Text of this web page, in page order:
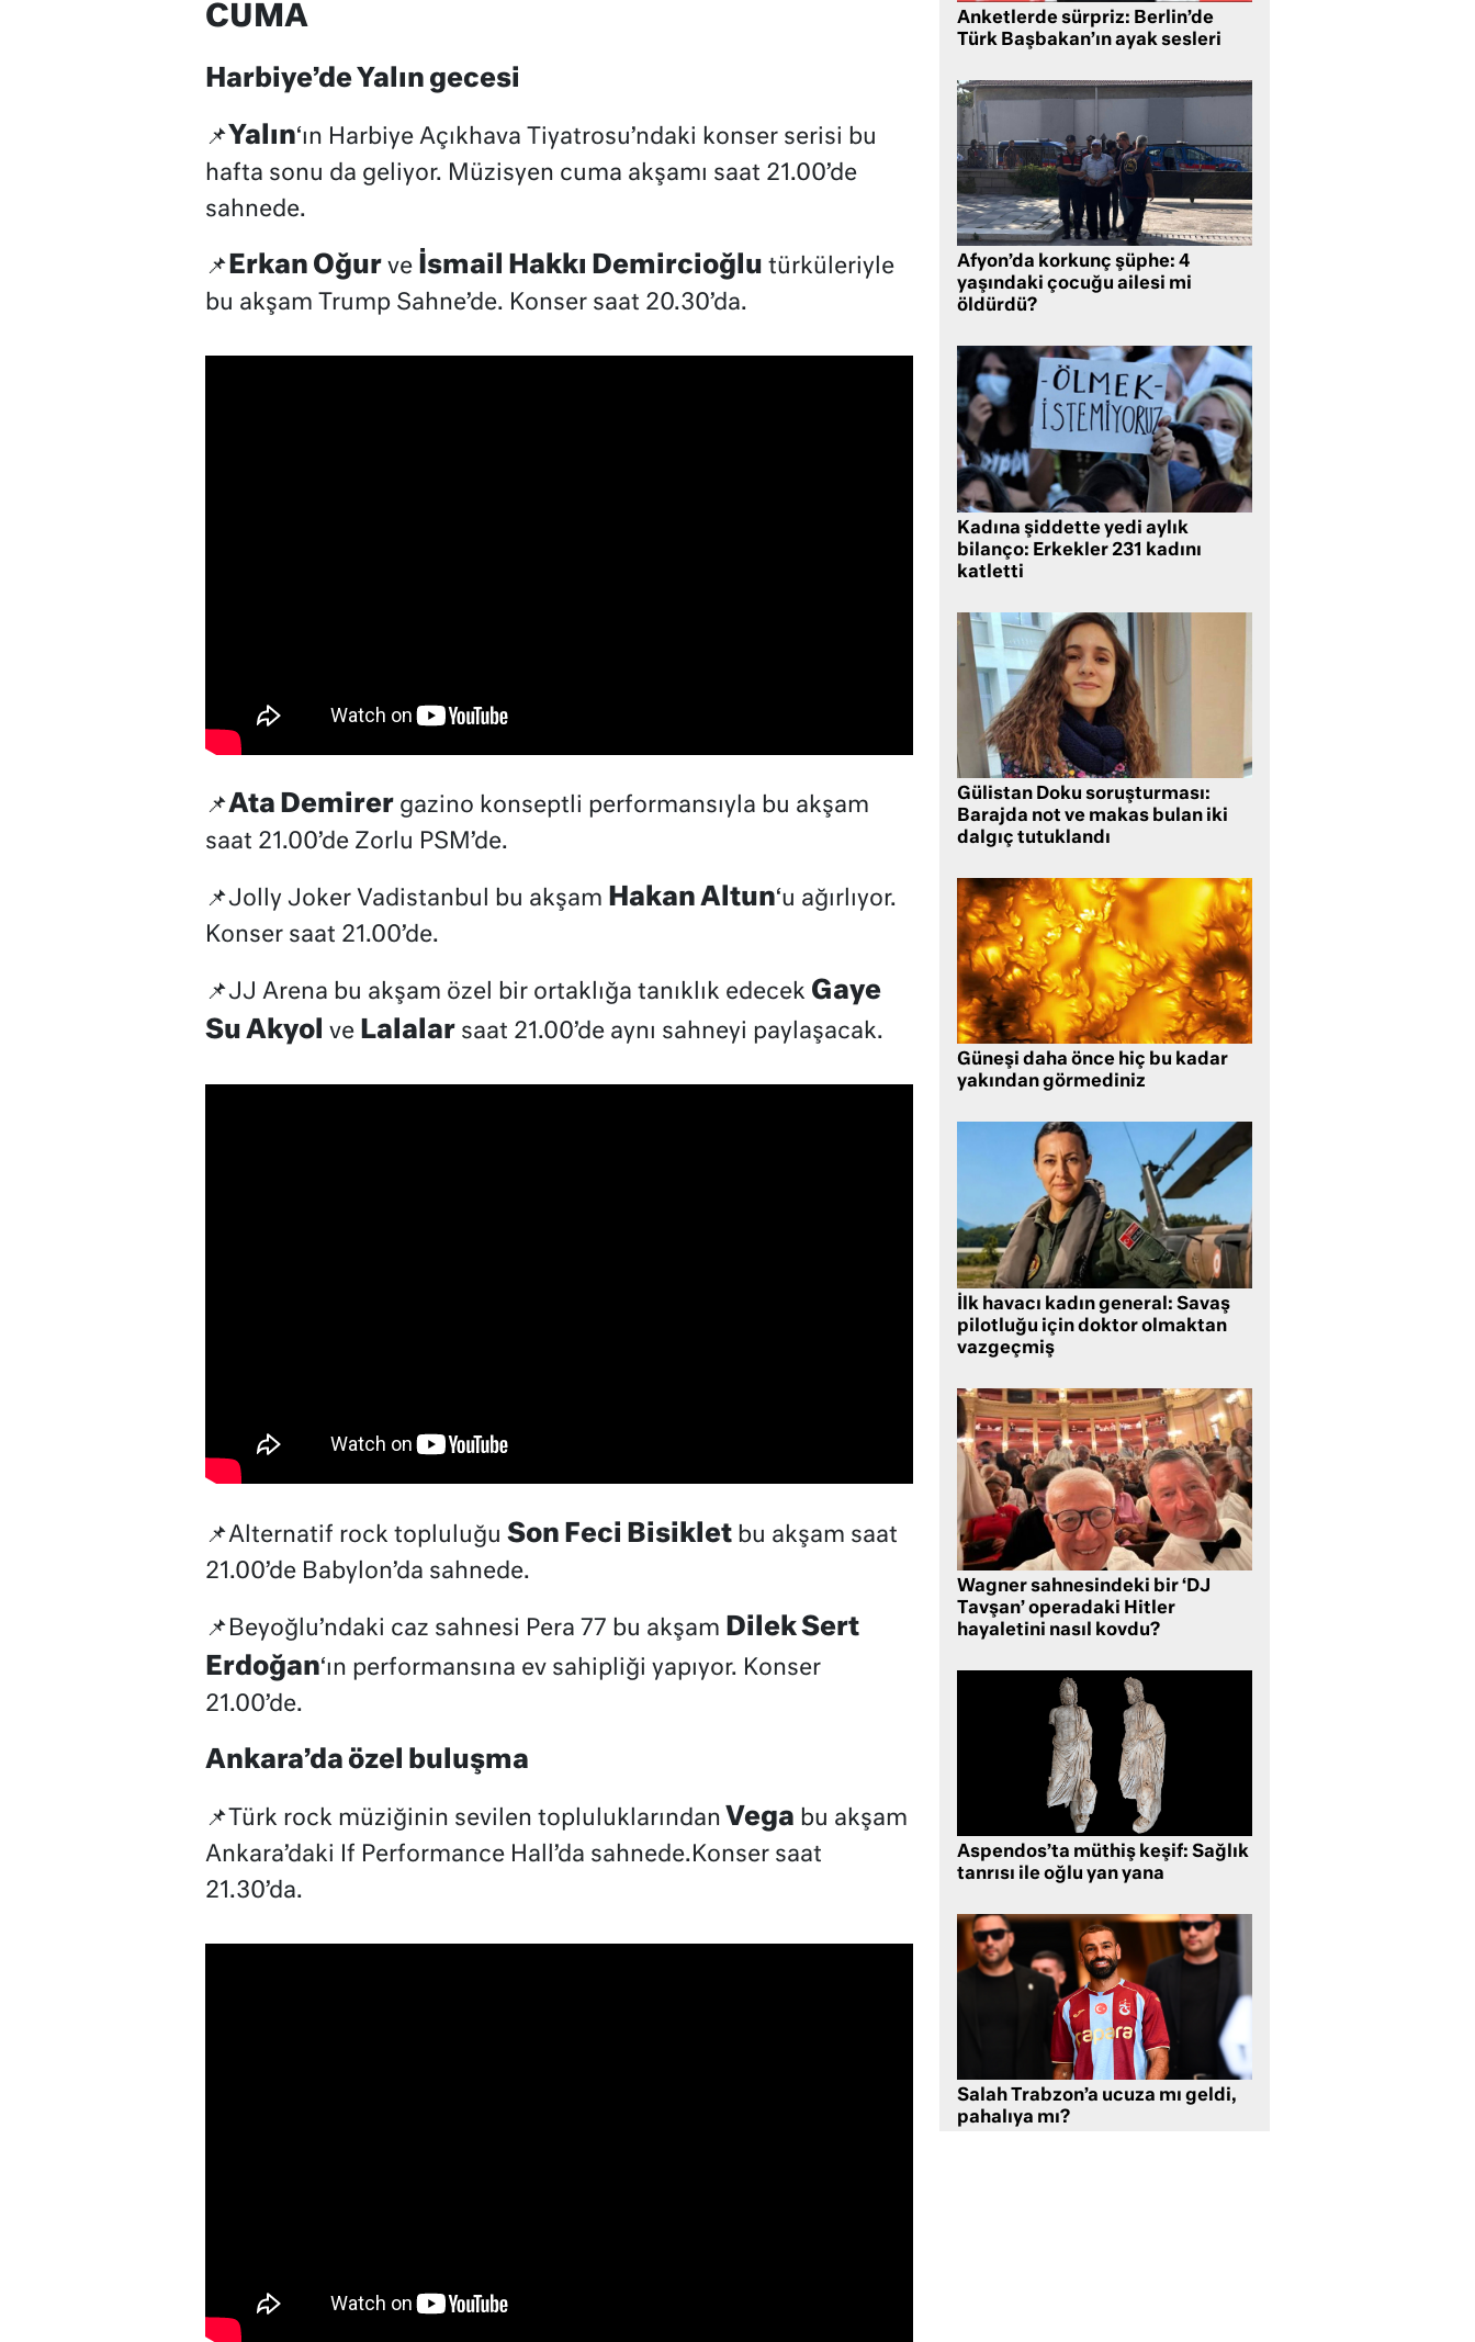
CUMA
Harbiye’de Yalın gecesi
📌Yalın‘ın Harbiye Açıkhava Tiyatrosu’ndaki konser serisi bu
hafta sonu da geliyor. Müzisyen cuma akşamı saat 21.00’de
sahnede.
📌 Erkan Oğurve İsmail Hakkı Demircioğlu türküleriyle
bu akşam Trump Sahne’de. Konser saat 20.30’da.
📌Ata Demirergazino konseptli performansıyla bu akşam
saat 21.00’de Zorlu PSM’de.
📌Jolly Joker Vadistanbul bu akşam Hakan Altun‘u ağırlıyor.
Konser saat 21.00’de.
📌JJ Arena bu akşam özel bir ortaklığa tanıklık edecek Gaye
Su Akyol
ve Lalalarsaat 21.00’de aynı sahneyi paylaşacak.
📌Alternatif rock topluluğu Son Feci Bisikletbu akşam saat
21.00’de Babylon’da sahnede.
📌Beyoğlu’ndaki caz sahnesi Pera 77 bu akşam Dilek Sert
Erdoğan‘ın performansına ev sahipliği yapıyor. Konser
21.00’de.
Ankara’da özel buluşma
📌Türk rock müziğinin sevilen topluluklarından Vega bu akşam
Ankara’daki If Performance Hall’da sahnede.Konser saat
21.30’da.
Anketlerde sürpriz: Berlin’de
Türk Başbakan’ın ayak sesleri
Afyon’da korkunç şüphe: 4
yaşındaki çocuğu ailesi mi
öldürdü?
Kadına şiddette yedi aylık
bilanço: Erkekler 231 kadını
katletti
Gülistan Doku soruşturması:
Barajda not ve makas bulan iki
dalgıç tutuklandı
Güneşi daha önce hiç bu kadar
yakından görmediniz
İlk havacı kadın general: Savaş
pilotluğu için doktor olmaktan
vazgeçmiş
Wagner sahnesindeki bir ‘DJ
Tavşan’ operadaki Hitler
hayaletini nasıl kovdu?
Aspendos’ta müthiş keşif: Sağlık
tanrısı ile oğlu yan yana
Salah Trabzon’a ucuza mı geldi,
pahalıya mı?